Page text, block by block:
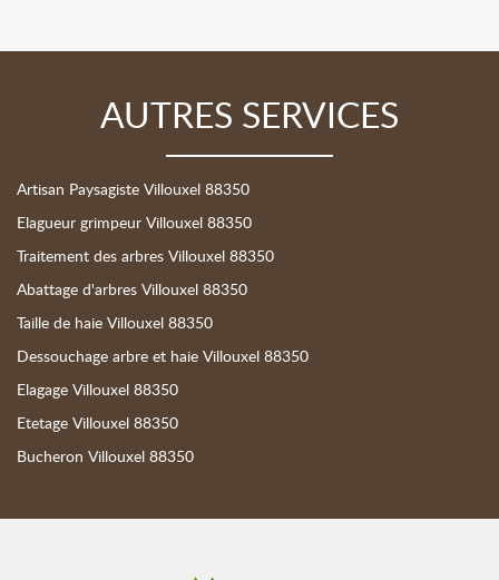
AUTRES SERVICES
Artisan Paysagiste Villouxel 88350
Elagueur grimpeur Villouxel 88350
Traitement des arbres Villouxel 88350
Abattage d'arbres Villouxel 88350
Taille de haie Villouxel 88350
Dessouchage arbre et haie Villouxel 88350
Elagage Villouxel 88350
Etetage Villouxel 88350
Bucheron Villouxel 88350